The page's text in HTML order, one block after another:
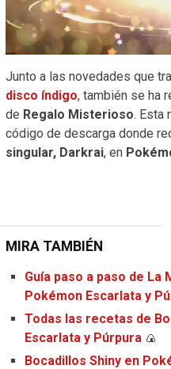
Junto a las novedades que
disco índigo, también se ha
de Regalo Misterioso. Esta
código de descarga donde
singular, Darkrai, en
MIRA TAMBIÉN
Guía paso a paso de La
Pokémon Escarlata y
Todas las recetas de
Escarlata y Púrpura 🍙
Bocadillos Shiny en